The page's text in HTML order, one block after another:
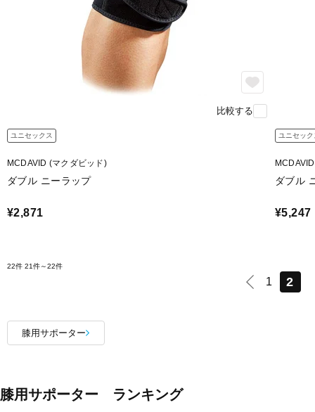
比較する
ユニセックス
MCDAVID (マクダビッド)
ダブル ニーラップ
¥2,871
ユニセック
ダブル
¥5,247
22件 21件～22件
1 2
膝用サポーター
膝用サポーター ランキング